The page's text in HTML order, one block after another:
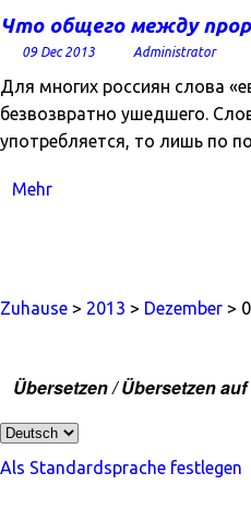
Что общего между
09 Dec 2013 Administrator
Для многих россиян слова
безвозвратно ушедшего.
употребляется, то лишь по
Mehr
Zuhause > 2013 > Dezember >
Übersetzen / Übersetzen auf
Als Standardsprache festlegen